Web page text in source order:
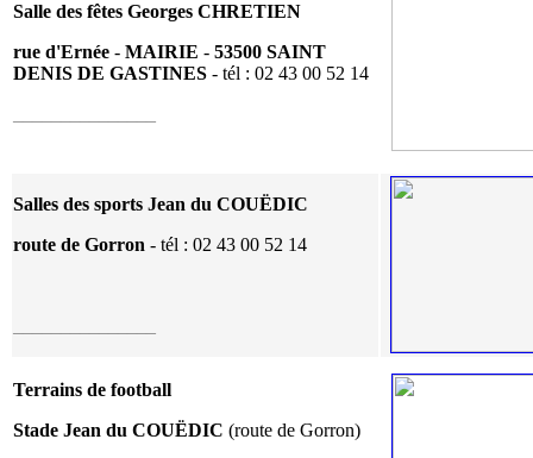
Salle des fêtes Georges CHRETIEN
rue d'Ernée - MAIRIE - 53500 SAINT
DENIS DE GASTINES - tél : 02 43 00 52 14
Salles des sports Jean du COUËDIC
route de Gorron - tél : 02 43 00 52 14
Terrains de football
Stade Jean du COUËDIC (route de Gorron)